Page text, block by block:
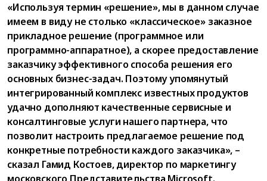
«Используя термин «решение», мы в данном случае
имеем в виду не столько «классическое» заказное
прикладное решение (программное или
программно-аппаратное), а скорее предоставление
заказчику эффективного способа решения его
основных бизнес-задач. Поэтому упомянутый
интегрированный комплекс известных продуктов
удачно дополняют качественные сервисные и
консалтинговые услуги нашего партнера, что
позволит настроить предлагаемое решение под
конкретные потребности каждого заказчика», –
сказал Гамид Костоев, директор по маркетингу